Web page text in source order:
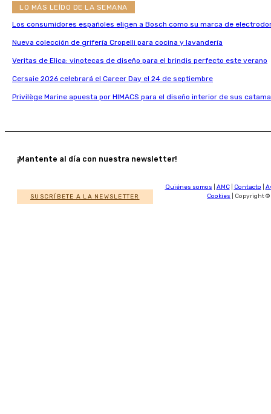
LO MÁS LEÍDO DE LA SEMANA
Los consumidores españoles eligen a Bosch como su marca de
Nueva colección de grifería Cropelli para cocina y lavandería
Veritas de Elica: vinotecas de diseño para el brindis perfecto este verano
Cersaie 2026 celebrará el Career Day el 24 de septiembre
Privilège Marine apuesta por HIMACS para el diseño interior de sus
¡Mantente al día con nuestra newsletter!
SUSCRÍBETE A LA NEWSLETTER
Quiénes somos AMC| Contacto
Cookies | Copyright